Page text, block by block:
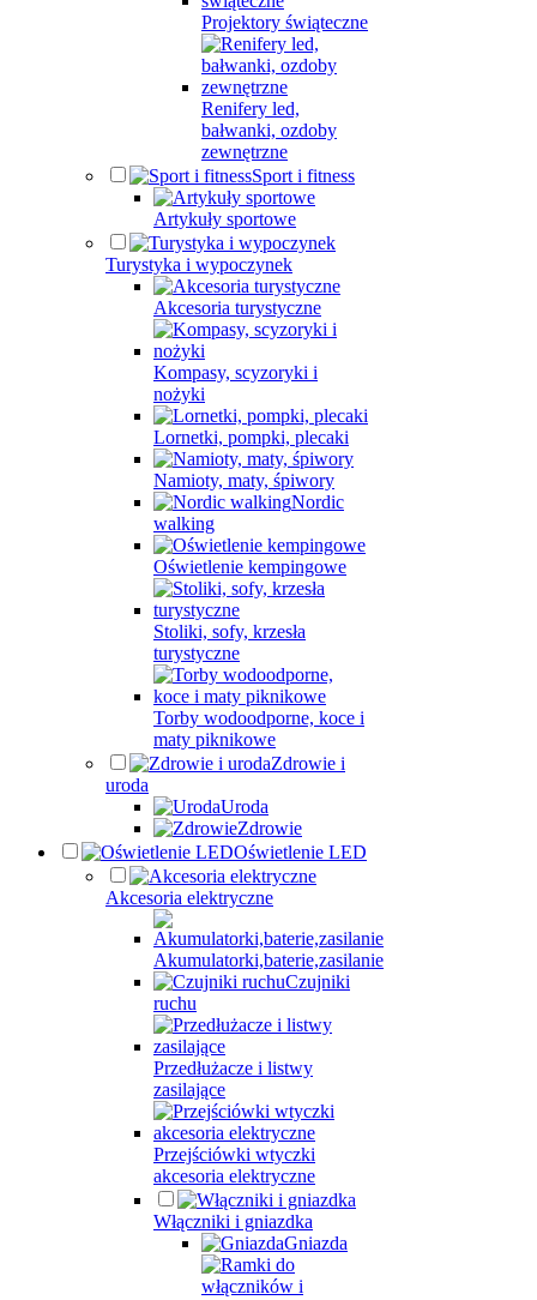
Projektory świąteczne
Renifery led,
bałwanki, ozdoby
zewnętrzne
Sport i fitness
Artykuły sportowe
Turystyka i wypoczynek
Akcesoria turystyczne
Kompasy, scyzoryki i
nożyki
Lornetki, pompki, plecaki
Namioty, maty, śpiwory
Nordic
walking
Oświetlenie kempingowe
Stoliki, sofy, krzesła
turystyczne
Torby wodoodporne, koce i
maty piknikowe
Zdrowie i
uroda
Uroda
Zdrowie
Oświetlenie LED
Akcesoria elektryczne
Akumulatorki,baterie,zasilanie
Czujniki
ruchu
Przedłużacze i listwy
zasilające
Przejściówki wtyczki
akcesoria elektryczne
Włączniki i gniazdka
Gniazda